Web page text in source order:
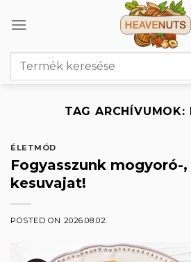
Keresés
TAG ARCHÍVUMOK:
ÉLETMÓD
Fogyasszunk mogyoró-
kesuvajat!
POSTED ON 2026.08.02.